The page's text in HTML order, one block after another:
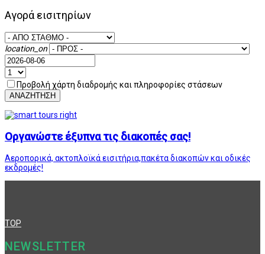
Αγορά εισιτηρίων
location_on
Προβολή χάρτη διαδρομής και πληροφορίες στάσεων
ΑΝΑΖΗΤΗΣΗ
Οργανώστε έξυπνα τις διακοπές σας!
Αεροπορικά, ακτοπλοϊκά εισιτήρια,πακέτα διακοπών και οδικές
εκδρομές!
TOP
NEWSLETTER